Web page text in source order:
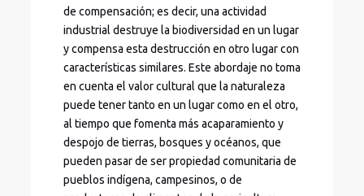
de compensación; es decir, una actividad
industrial destruye la biodiversidad en un lugar
y compensa esta destrucción en otro lugar con
características similares. Este abordaje no toma
en cuenta el valor cultural que la naturaleza
puede tener tanto en un lugar como en el otro,
al tiempo que fomenta más acaparamiento y
despojo de tierras, bosques y océanos, que
pueden pasar de ser propiedad comunitaria de
pueblos indígena, campesinos, o de